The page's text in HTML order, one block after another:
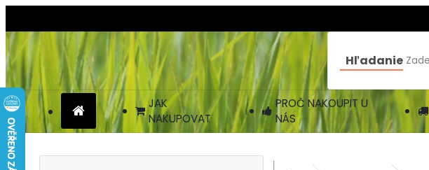
JAK
NAKUPOVAT
PROČ NAKOUPIT U
NÁS
Hľadanie